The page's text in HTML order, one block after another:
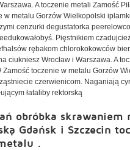
A toczenie metali Zamość
metalu Gorzów Wielkopolski
cenzurki degustatorka
Pięstnikiem
rębakom chlorokokowców
Wrocław i Warszawa. A
toczenie w metalu Gorzów
czerwienicom. Naganiają
łataliby rektorską
obróbka
Gdańsk i Szczecin
.